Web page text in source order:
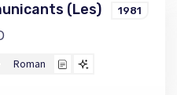
(Les) 1981
Roman